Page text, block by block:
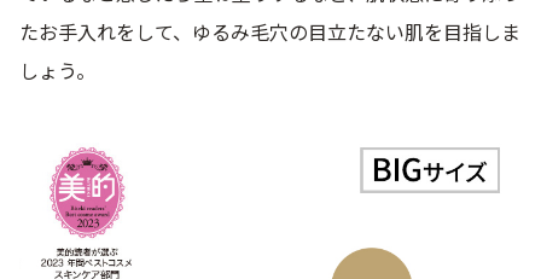
たお手入れをして、ゆるみ毛穴の目立たない肌を目指しま
しょう。